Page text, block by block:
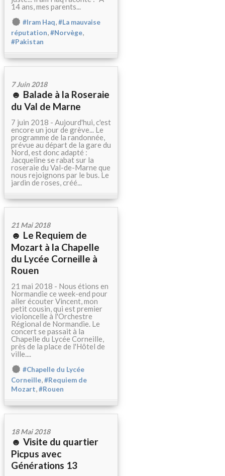
14 ans, mes parents...
#Iram Haq,#La mauvaise
réputation,#Norvège,
#Pakistan
7 Juin 2018
☻ Balade à la Roseraie
du Val de Marne
7 juin 2018 - Aujourd'hui, c'est
encore un jour de grève... Le
programme de la randonnée,
prévue au départ de la gare du
Nord, est donc adapté :
Jacqueline se rabat sur la
roseraie du Val-de-Marne que
nous rejoignons par le bus. Le
jardin de roses, créé...
21 Mai 2018
☻ Le Requiem de
Mozart à la Chapelle
du Lycée Corneille à
Rouen
21 mai 2018 - Nous étions en
Normandie ce week-end pour
aller écouter Vincent, mon
petit cousin, qui est premier
violoncelle à l'Orchestre
Régional de Normandie. Le
concert se passait à la
Chapelle du Lycée Corneille,
près de la place de l'Hôtel de
ville....
#Chapelle du Lycée
Corneille,#Requiem de
Mozart,#Rouen
18 Mai 2018
☻ Visite du quartier
Picpus avec
Générations 13